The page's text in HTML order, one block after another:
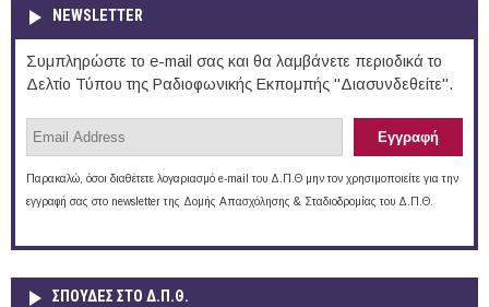
NEWSLETTER
Συμπληρώστε το e-mail σας και θα λαμβάνετε περιοδικά το
Δελτίο Τύπου της Ραδιοφωνικής Εκπομπής "Διασυνδεθείτε".
Παρακαλώ, όσοι διαθέτετε λογαριασμό e-mail του Δ.Π.Θ μην τον χρησιμοποιείτε για την
εγγραφή σας στο newsletter της Δομής Απασχόλησης & Σταδιοδρομίας του Δ.Π.Θ.
ΣΠΟΥΔΈΣ ΣΤΟ Δ.Π.Θ.